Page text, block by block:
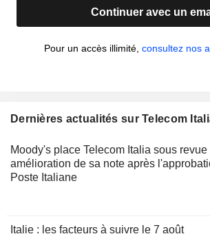
Continuer avec un
Pour un accès illimité, consultez nos
Dernières actualités sur Telecom
Moody's place Telecom Italia sous
amélioration de sa note après
Poste Italiane
Italie : les facteurs à suivre le 7 août